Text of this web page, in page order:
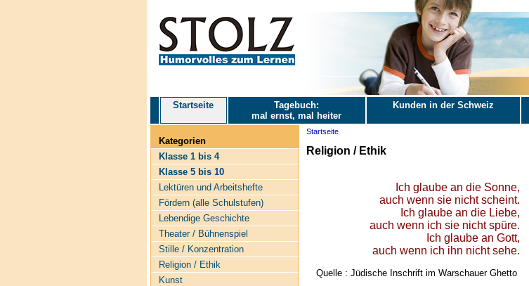
Startseite
Tagebuch:
mal ernst, mal heiter
Kunden in der Schweiz
Kategorien
Klasse 1 bis 4
Klasse 5 bis 10
Lektüren und Arbeitshefte
Fördern (alle Schulstufen)
Lebendige Geschichte
Theater / Bühnenspiel
Stille / Konzentration
Religion / Ethik
Kunst
Startseite
Religion / Ethik
Ich glaube an die Sonne,
auch wenn sie nicht scheint.
Ich glaube an die Liebe,
auch wenn ich sie nicht spüre.
Ich glaube an Gott,
auch wenn ich ihn nicht sehe.
Quelle : Jüdische Inschrift im Warschauer Ghetto